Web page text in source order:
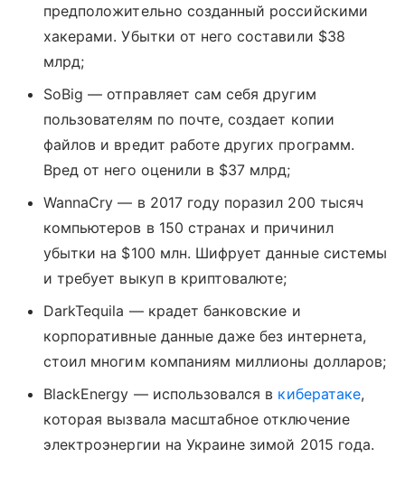
предположительно созданный российскими
хакерами. Убытки от него составили $38
млрд;
SoBig — отправляет сам себя другим
пользователям по почте, создает копии
файлов и вредит работе других программ.
Вред от него оценили в $37 млрд;
WannaCry — в 2017 году поразил 200 тысяч
компьютеров в 150 странах и причинил
убытки на $100 млн. Шифрует данные системы
и требует выкуп в криптовалюте;
DarkTequila — крадет банковские и
корпоративные данные даже без интернета,
стоил многим компаниям миллионы долларов;
BlackEnergy — использовался в кибератаке,
которая вызвала масштабное отключение
электроэнергии на Украине зимой 2015 года.